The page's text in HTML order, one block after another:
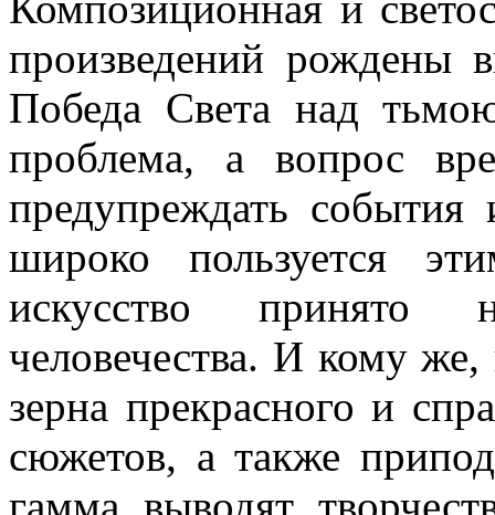
произведений рождены
Победа Света над
проблема, а вопрос
предупреждать
широко пользуется
искусство принято
человечества. И кому же,
зерна прекрасного и
сюжетов, а также